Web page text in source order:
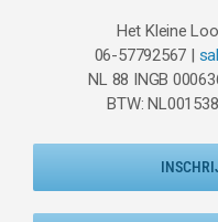
Het Kleine
06-57792567 |
NL 88 INGB
BTW: